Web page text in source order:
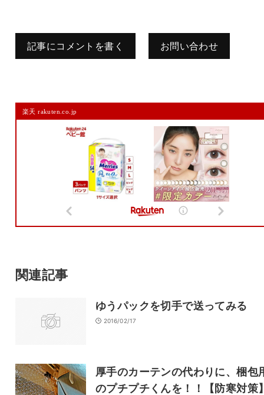
記事にコメントを書く お問い合わせ
メールアドレスは公開されません。
また、コメント欄には、必ず日本語を含めてください（スパム対策）。
サイト
楽天 rakuten.co.jp
関連記事
ゆうパックを切手で送ってみる
2016/02/17
厚手のカーテンの代わりに、梱包
のプチプチくんを！！【防寒対策